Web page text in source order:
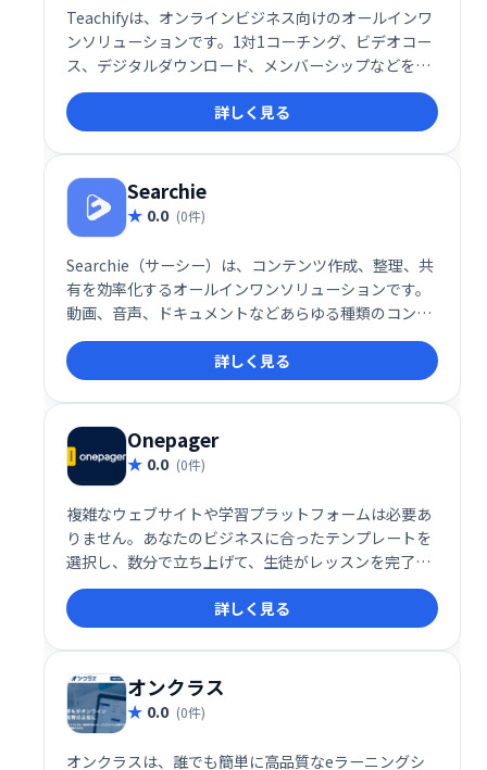
Teachifyは、オンラインビジネス向けのオールインワ
ンソリューションです。1対1コーチング、ビデオコー
ス、デジタルダウンロード、メンバーシップなどを、
簡単に管理・販売できます。堅牢で洗練されたシステ
ムを、手頃な価格で提供。あなたの才能を収益化し、
ビジネスを成長させましょう！
詳しく見る
Searchie
0.0 (0件)
Searchie（サーシー）は、コンテンツ作成、整理、共
有を効率化するオールインワンソリューションです。
動画、音声、ドキュメントなどあらゆる種類のコンテ
ンツを統合的に管理し、検索・共有を容易にします。
知識や経験を活かしたコンテンツビジネスの構築を強
力にサポート。視聴者とのエンゲージメントを高め、
収益化を促進します。柔軟で使いやすいインターフェ
ースで、コンテンツを最大限に活用しましょう。
詳しく見る
Onepager
0.0 (0件)
複雑なウェブサイトや学習プラットフォームは必要あ
りません。あなたのビジネスに合ったテンプレートを
選択し、数分で立ち上げて、生徒がレッスンを完了
し、より良い結果を得て、学習体験を愛するのを手伝
ってください。
詳しく見る
オンクラス
0.0 (0件)
オンクラスは、誰でも簡単に高品質なeラーニングシ